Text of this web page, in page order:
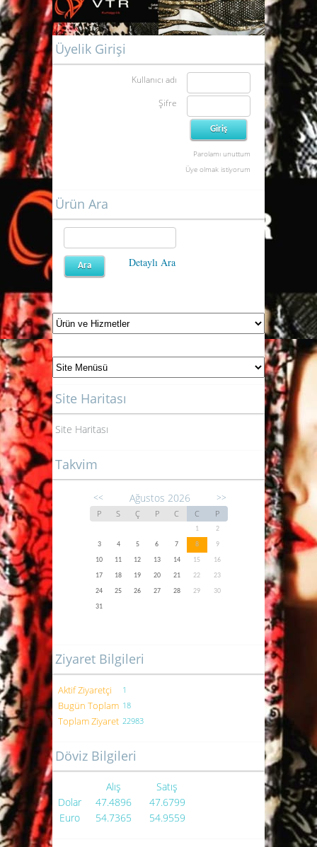
Üyelik Girişi
Kullanıcı adı
Şifre
Parolamı unuttum
Üye olmak istiyorum
Ürün Ara
Detaylı Ara
Site Haritası
Site Haritası
Takvim
<< Ağustos 2026 >>
P S Ç P C C P
1
2
3
4 5 6 7 8
9
10
11 12 13 14 15
16
17
18 19 20 21 22
23
24
25 26 27 28 29
30
31
Ziyaret Bilgileri
Aktif Ziyaretçi 1
Bugün Toplam 18
Toplam Ziyaret 22983
Döviz Bilgileri
Alış
Satış
Dolar
47.4896
47.6799
Euro
54.7365 54.9559